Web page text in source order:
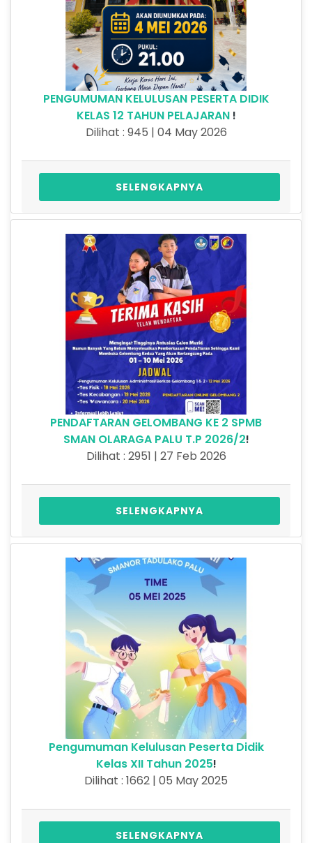
PENGUMUMAN KELULUSAN PESERTA DIDIK
KELAS 12 TAHUN PELAJARAN !
Dilihat : 945 | 04 May 2026
SELENGKAPNYA
PENDAFTARAN GELOMBANG KE 2 SPMB
SMAN OLARAGA PALU T.P 2026/2!
Dilihat : 2951 | 27 Feb 2026
SELENGKAPNYA
Pengumuman Kelulusan Peserta Didik
Kelas XII Tahun 2025!
Dilihat : 1662 | 05 May 2025
SELENGKAPNYA